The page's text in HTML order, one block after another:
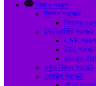
বিজ্ঞান প্রকল্প
সিম্পল প্রজেক্ট
শিশুদের
ইউনিভার্সিটি প্রজেক্ট
CSE প্রকল্প
ইইই প্রজেক্ট
ফাইনাল
স্কুল বিজ্ঞান প্রজেক্ট
রোবটিক্স প্রজেক্ট